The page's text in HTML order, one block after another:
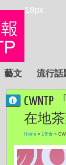
18px
藝文 流行話
在地
Home » 1美食 »